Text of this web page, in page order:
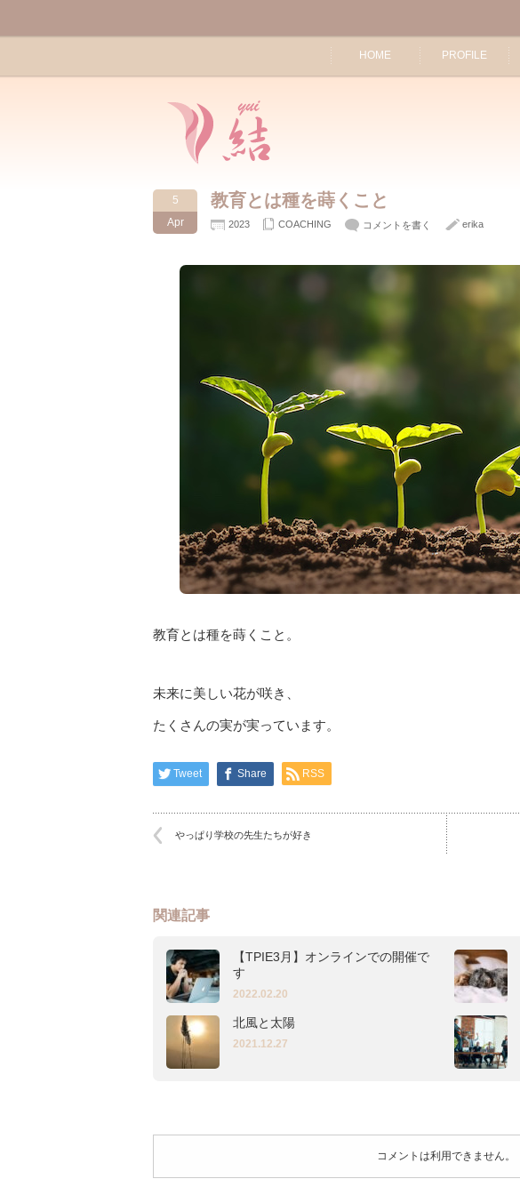
HOME PROFILE
5
Apr
教育とは種を蒔くこと
2023 COACHING コメントを書く erika
教育とは種を蒔くこと。
未来に美しい花が咲き、
たくさんの実が実っています。
Tweet Share RSS
やっぱり学校の先生たちが好き
関連記事
【TPIE3月】オンラインでの開催で
す
2022.02.20
北風と太陽
2021.12.27
コメントは利用できません。